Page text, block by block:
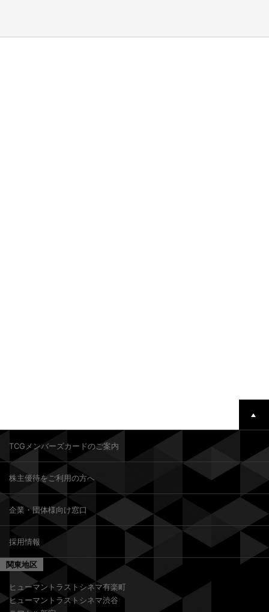
TCGメンバーズカードのご案内
株主優待をご利用の方へ
企業・団体様向け窓口
採用情報
関東地区
ヒューマントラストシネマ有楽町
ヒューマントラストシネマ渋谷